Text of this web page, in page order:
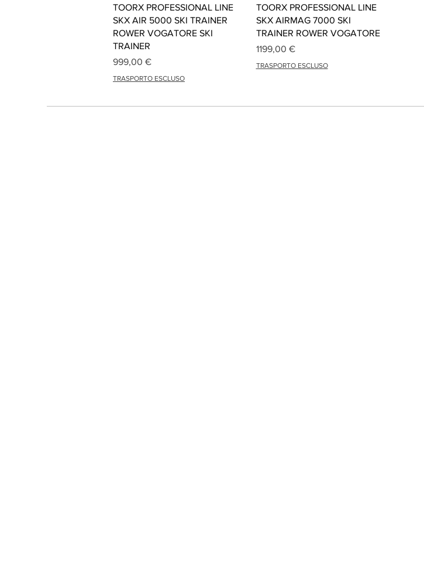
Vista rápida
TOORX PROFESSIONAL LINE
SKX AIR 5000 SKI TRAINER
ROWER VOGATORE SKI
TRAINER
Precio
999,00 €
TRASPORTO ESCLUSO
Vista rápida
TOORX PROFESSIONAL LINE
SKX AIRMAG 7000 SKI
TRAINER ROWER VOGATORE
Precio
1199,00 €
TRASPORTO ESCLUSO